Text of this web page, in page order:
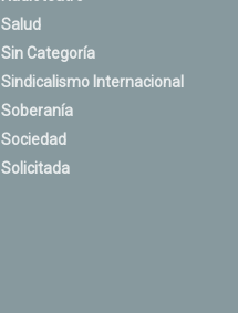
Salud
Sin Categoría
Sindicalismo Internacional
Soberanía
Sociedad
Solicitada